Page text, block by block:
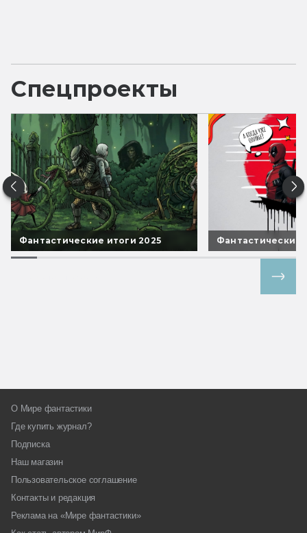
Спецпроекты
Фантастические итоги 2025 Фантастические
О Мире фантастики
Где купить журнал?
Подписка
Наш магазин
Пользовательское соглашение
Контакты и редакция
Реклама на «Мире фантастики»